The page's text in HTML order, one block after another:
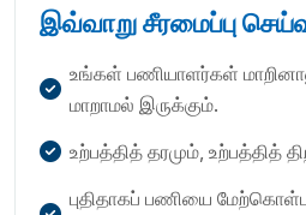
இவ்வாறு சீரமைப்பு
உங்கள் பணியாளர்கள்
மாறாமல் இருக்கும்.
உற்பத்தித் தரமும், உற்பத்தித்
புதிதாகப் பணியை